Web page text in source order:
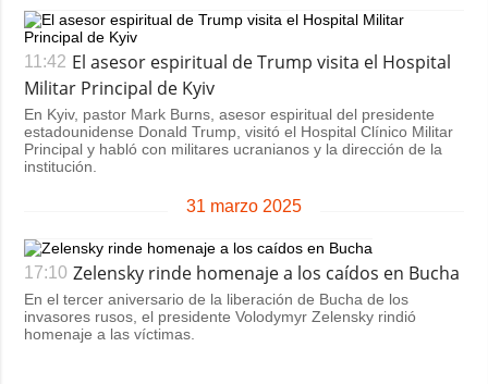
11:42 El asesor espiritual de Trump visita el Hospital
Militar Principal de Kyiv
En Kyiv, pastor Mark Burns, asesor espiritual del presidente
estadounidense Donald Trump, visitó el Hospital Clínico Militar
Principal y habló con militares ucranianos y la dirección de la
institución.
31 marzo 2025
17:10 Zelensky rinde homenaje a los caídos en Bucha
En el tercer aniversario de la liberación de Bucha de los
invasores rusos, el presidente Volodymyr Zelensky rindió
homenaje a las víctimas.